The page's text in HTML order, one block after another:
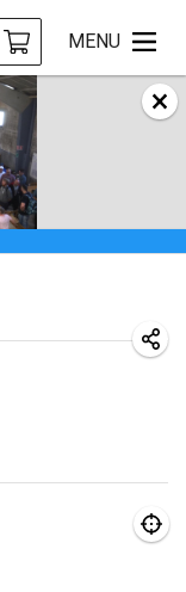
MENU